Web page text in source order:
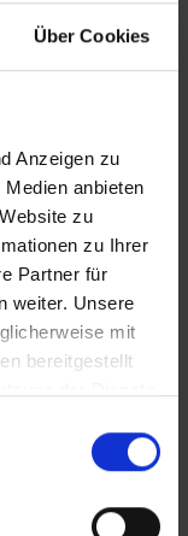
Über Cookies
Anzeigen zu
anbieten
zu
zu Ihrer
Partner für
weiter. Unsere
mit
bereitgestellt